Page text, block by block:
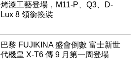
烤漆工藝登場，M11-P、Q3、D-
Lux 8 領銜換裝
巴黎 FUJIKINA 盛會倒數 富士新世
代機皇 X-T6 傳 9 月第一周登場